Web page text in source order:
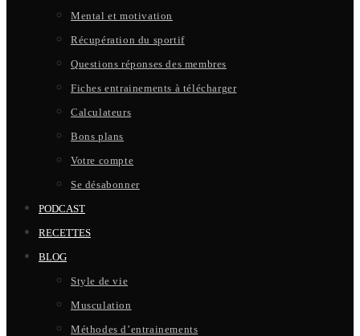
Mental et motivation
Récupération du sportif
Questions réponses des membres
Fiches entrainements à télécharger
Calculateurs
Bons plans
Votre compte
Se désabonner
PODCAST
RECETTES
BLOG
Style de vie
Musculation
Méthodes d’entrainements